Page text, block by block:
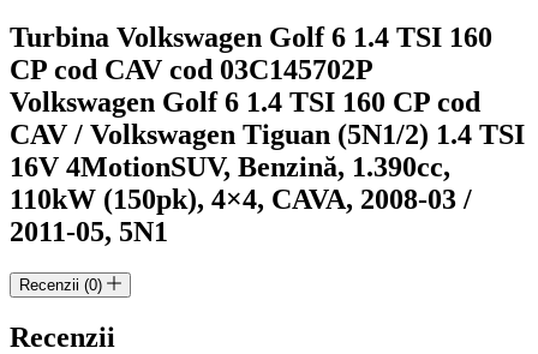
cod
CAV
cod
03C145702P
Turbina Volkswagen Golf 6 1.4 TSI 160
CP cod CAV cod 03C145702P
Volkswagen Golf 6 1.4 TSI 160 CP cod
CAV / Volkswagen Tiguan (5N1/2) 1.4 TSI
16V 4MotionSUV, Benzină, 1.390cc,
110kW (150pk), 4×4, CAVA, 2008-03 /
2011-05, 5N1
Recenzii (0)
Recenzii